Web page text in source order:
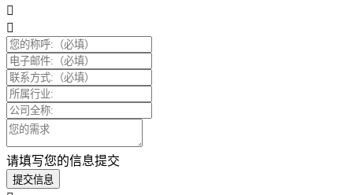
请填写您的信息提交
提交信息